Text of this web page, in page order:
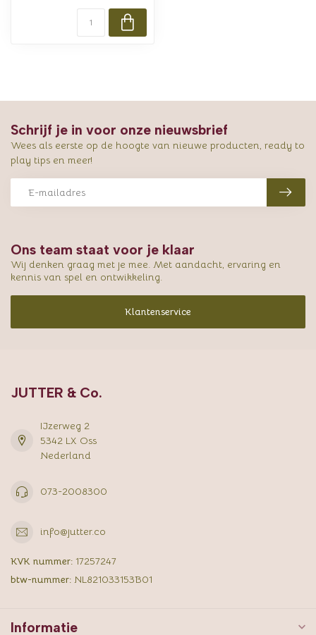
Ons team staat voor je klaar
Wij denken graag met je mee. Met aandacht, ervaring en
kennis van spel en ontwikkeling.
Klantenservice
Schrijf je in voor onze nieuwsbrief
Wees als eerste op de hoogte van nieuwe producten, ready to
play tips en meer!
JUTTER & Co.
IJzerweg 2
5342 LX Oss
Nederland
073-2008300
info@jutter.co
KVK nummer: 17257247
btw-nummer: NL821033153B01
Informatie